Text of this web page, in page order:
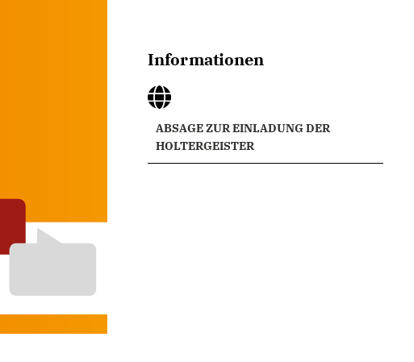
Informationen
ABSAGE ZUR EINLADUNG DER
HOLTERGEISTER